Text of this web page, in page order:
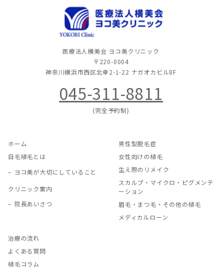
医療法人横美会 ヨコ美クリニック
〒220-0004
神奈川横浜市西区北幸2-1-22 ナガオカビル8F
045-311-8811
(完全予約制)
ホーム
自毛植毛とは
ヨコ美が大切にしていること
クリニック案内
院長あいさつ
男性型脱毛症
女性向けの植毛
生え際のリメイク
スカルプ・マイクロ・ピグメンテ
ーション
眉毛・まつ毛・その他の植毛
メディカルローン
治療の流れ
よくある質問
植毛コラム